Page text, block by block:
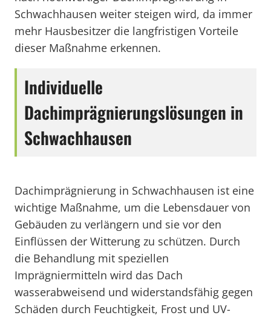
Schwachhausen weiter steigen wird, da immer
mehr Hausbesitzer die langfristigen Vorteile
dieser Maßnahme erkennen.
Individuelle
Dachimprägnierungslösungen in
Schwachhausen
Dachimprägnierung in Schwachhausen ist eine
wichtige Maßnahme, um die Lebensdauer von
Gebäuden zu verlängern und sie vor den
Einflüssen der Witterung zu schützen. Durch
die Behandlung mit speziellen
Imprägniermitteln wird das Dach
wasserabweisend und widerstandsfähig gegen
Schäden durch Feuchtigkeit, Frost und UV-